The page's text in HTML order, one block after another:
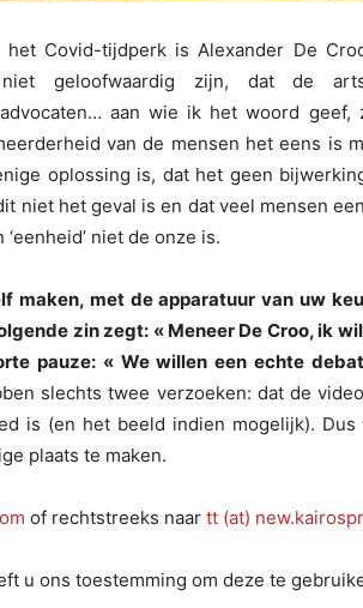
Covid-tijdperk is Alexander De
niet geloofwaardig zijn, dat de
aan wie ik het woord geef,
van de mensen het eens is
oplossing is, dat het geen
niet het geval is en dat veel mensen
niet de onze is.
maken, met de apparatuur van uw
zin zegt: « Meneer De Croo, ik
pauze: « We willen een echte
slechts twee verzoeken: dat de
is (en het beeld indien mogelijk).
plaats te maken.
of rechtstreeks naar tt (at)
u ons toestemming om deze te